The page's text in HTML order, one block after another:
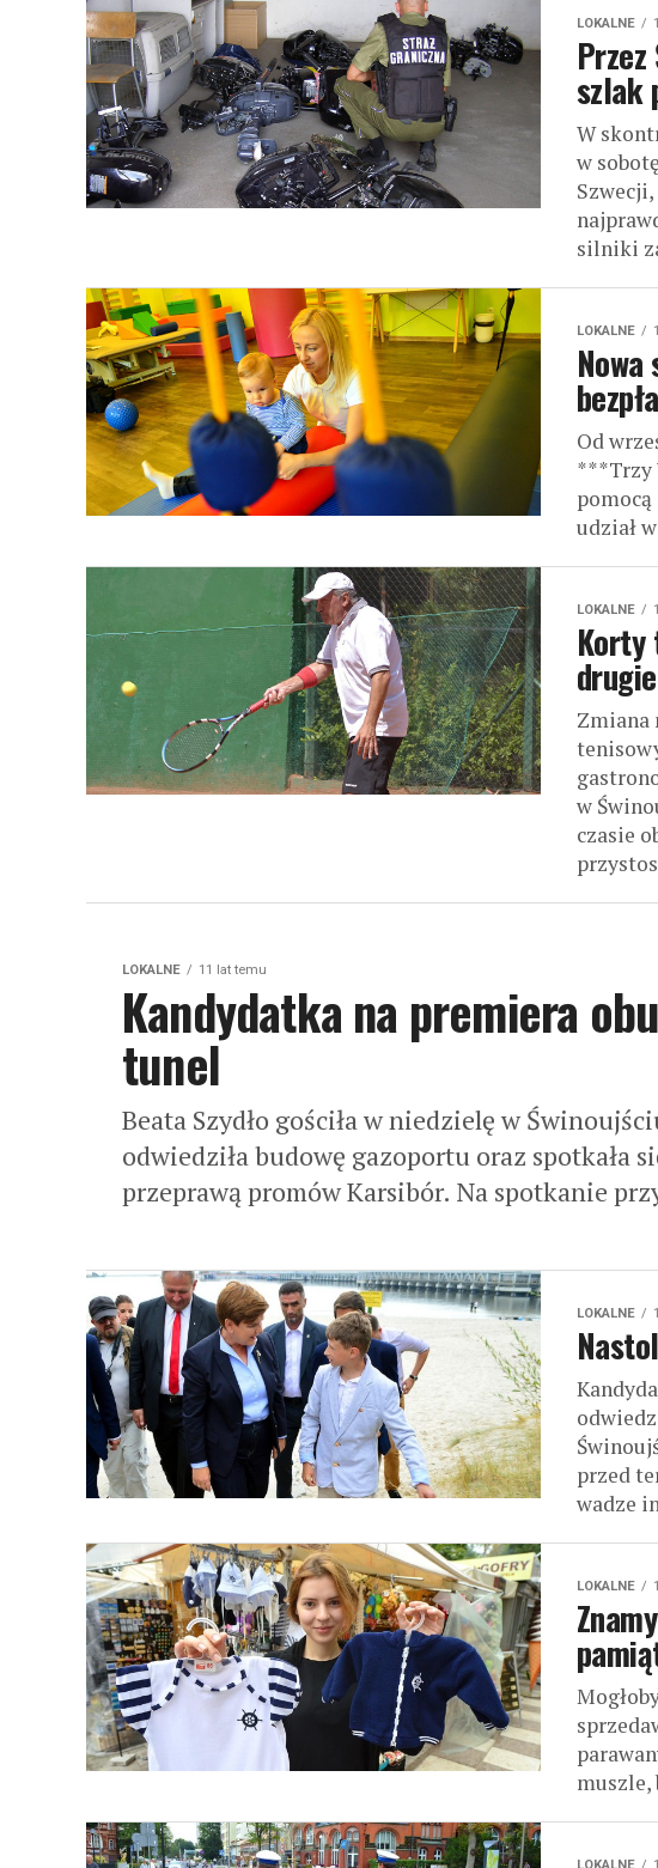
LOKALNE
szlak
W
w
silniki
LOKALNE
Od
***Trzy
udział
LOKALNE
Korty
Zmiana
w
czasie
LOKALNE 11 lat temu
Kandydatka na premiera
tunel
Beata Szydło gościła w niedzielę w
odwiedziła budowę gazoportu oraz spotkała
przeprawą promów Karsibór. Na spotkanie
LOKALNE
przed
wadze
LOKALNE
muszle,